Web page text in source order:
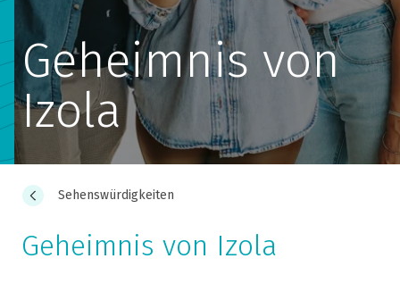
Geheimnis von
Izola
Sehenswürdigkeiten
Geheimnis von Izola